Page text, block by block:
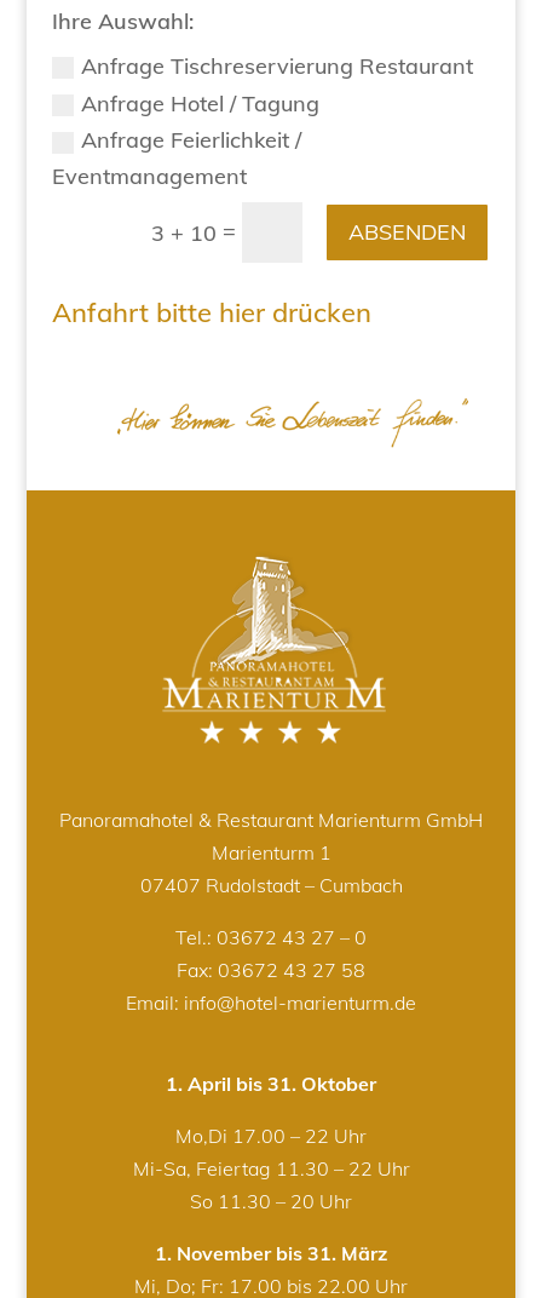
Ihre Auswahl:
Anfrage Tischreservierung Restaurant
Anfrage Hotel / Tagung
Anfrage Feierlichkeit /
Eventmanagement
3 + 10 = ABSENDEN
Anfahrt bitte hier drücken
Panoramahotel & Restaurant Marienturm GmbH
Marienturm 1
07407 Rudolstadt – Cumbach
Tel.: 03672 43 27 – 0
Fax: 03672 43 27 58
Email: info@hotel-marienturm.de
1. April bis 31. Oktober
Mo,Di 17.00 – 22 Uhr
Mi-Sa, Feiertag 11.30 – 22 Uhr
So 11.30 – 20 Uhr
1. November bis 31. März
Mi, Do; Fr: 17.00 bis 22.00 Uhr